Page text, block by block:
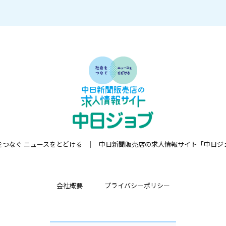
つなぐ ニュースをとどける 中日新聞販売店の求人情報サイト「中日ジ
会社概要 プライバシーポリシー